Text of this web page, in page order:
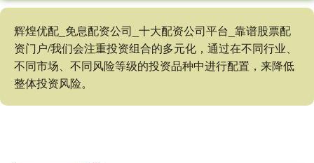
辉煌优配_免息配资公司_十大配资公司平台_靠谱股票配
资门户/我们会注重投资组合的多元化，通过在不同行业、
不同市场、不同风险等级的投资品种中进行配置，来降低
整体投资风险。